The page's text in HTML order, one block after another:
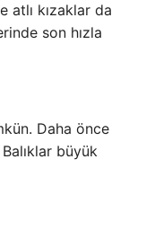
atlı kızaklar da
son hızla
Daha önce
Balıklar büyük